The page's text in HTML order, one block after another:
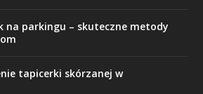
na parkingu – skuteczne metody
tapicerki skórzanej w